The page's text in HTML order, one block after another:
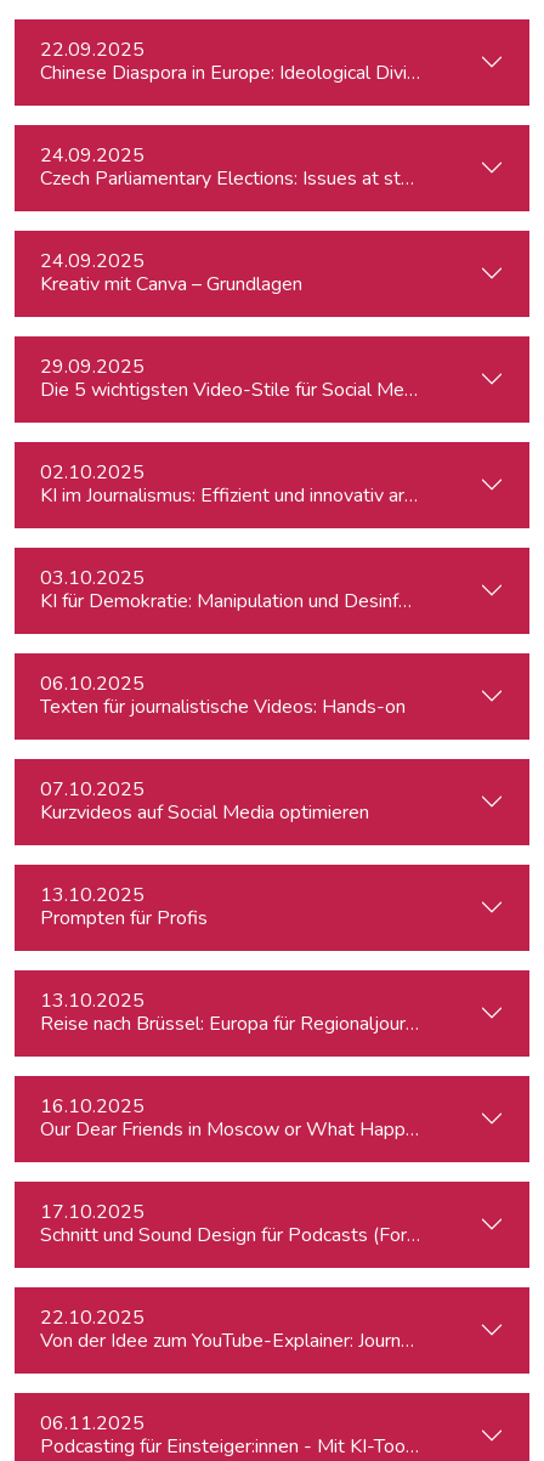
22.09.2025
Chinese Diaspora in Europe: Ideological Divides,
24.09.2025
Czech Parliamentary Elections: Issues at stake and
24.09.2025
Kreativ mit Canva – Grundlagen
29.09.2025
Die 5 wichtigsten Video-Stile für Social Media - Linz
02.10.2025
KI im Journalismus: Effizient und innovativ arbeiten
03.10.2025
KI für Demokratie: Manipulation und Desinformation
06.10.2025
Texten für journalistische Videos: Hands-on
07.10.2025
Kurzvideos auf Social Media optimieren
13.10.2025
Prompten für Profis
13.10.2025
Reise nach Brüssel: Europa für Regionaljournalist:innen
16.10.2025
Our Dear Friends in Moscow or What Happened to
17.10.2025
Schnitt und Sound Design für Podcasts (Fortgeschrittene)
22.10.2025
Von der Idee zum YouTube-Explainer: Journalistische
06.11.2025
Podcasting für Einsteiger:innen - Mit KI-Tools zum Erfolg